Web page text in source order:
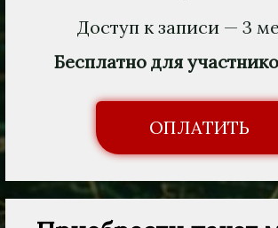
Доступ к записи — 3
Бесплатно для
ОПЛАТИТЬ